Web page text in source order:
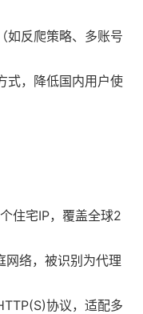
如反爬策略、多账号
式，降低国内用户使
住宅IP，覆盖全球2
网络，被识别为代理
协议，适配多